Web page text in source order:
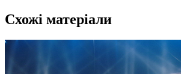
Схожі матеріали